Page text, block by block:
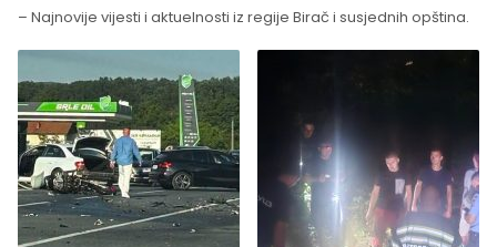
– Najnovije vijesti i aktuelnosti iz regije Birač i susjednih opština.